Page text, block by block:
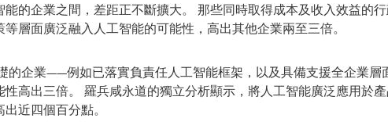
的企業之間，差距正不斷擴大。 那些同時取得成本及收入效益的
層面廣泛融入人工智能的可能性，高出其他企業兩至三倍。
的企業——例如已落實負責任人工智能框架，以及具備支援全企業層
高出三倍。 羅兵咸永道的獨立分析顯示，將人工智能廣泛應用於產
近四個百分點。